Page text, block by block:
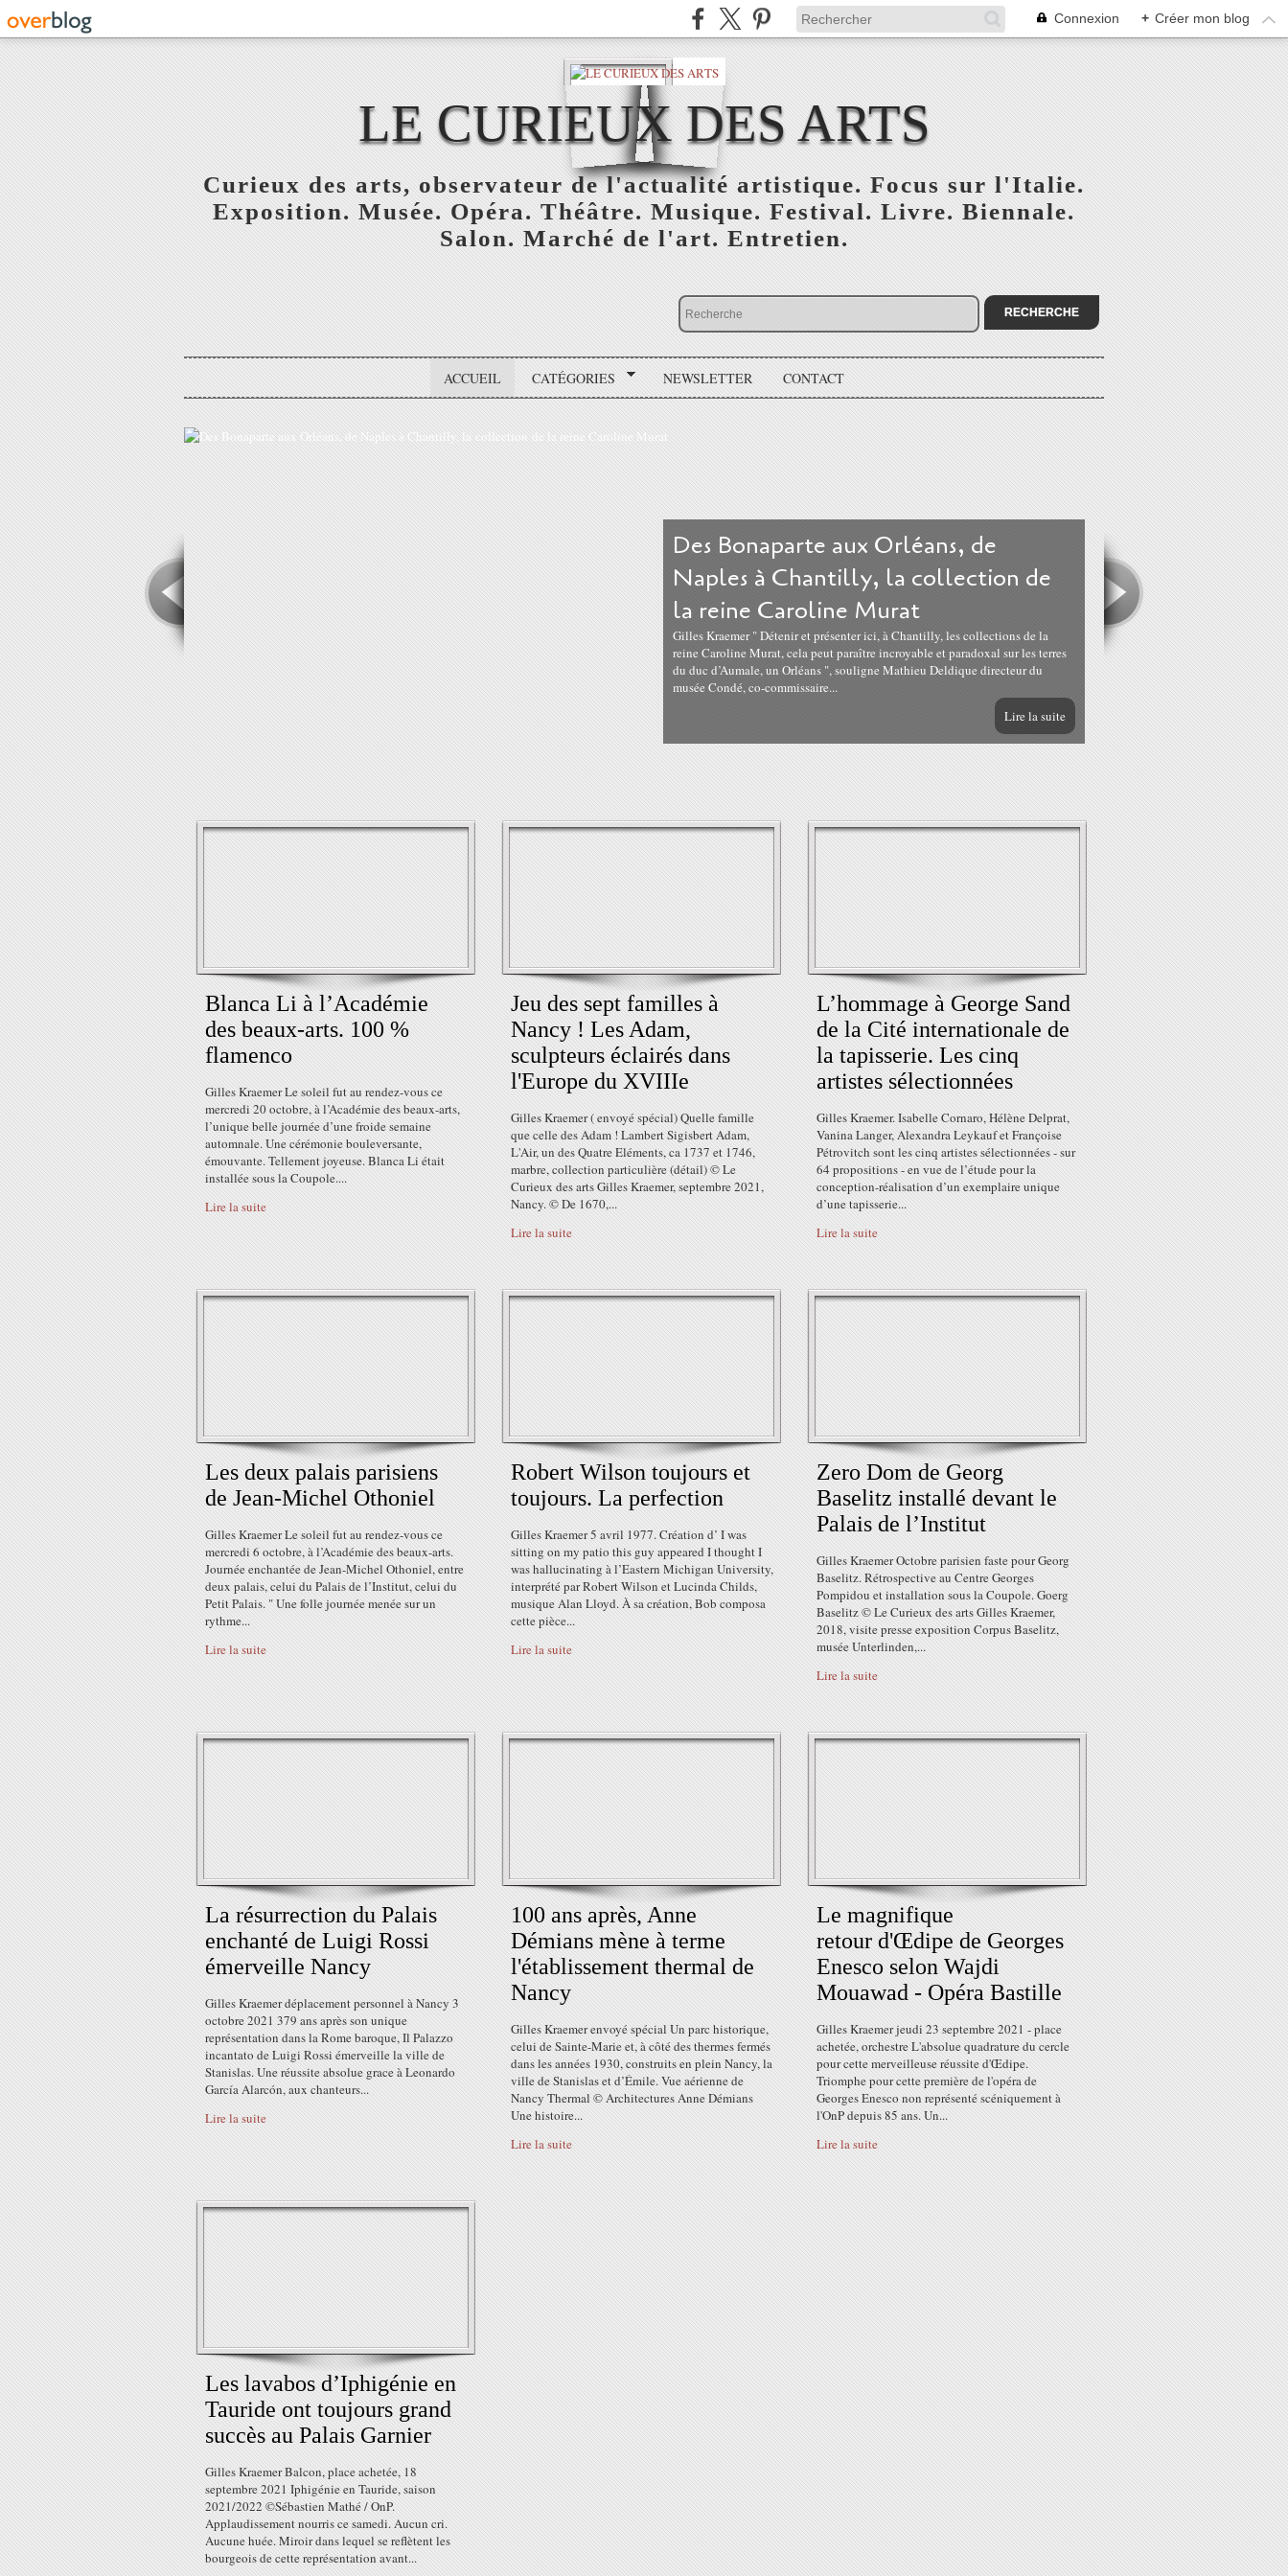
Connexion + Créer mon blog
LE CURIEUX DES ARTS
Curieux des arts, observateur de l'actualité artistique. Focus sur l'Italie.
Exposition. Musée. Opéra. Théâtre. Musique. Festival. Livre. Biennale.
Salon. Marché de l'art. Entretien.
ACCUEIL CATÉGORIES NEWSLETTER CONTACT
Des Bonaparte aux Orléans, de
Naples à Chantilly, la collection de
la reine Caroline Murat
Gilles Kraemer " Détenir et présenter ici, à Chantilly, les collections de la
reine Caroline Murat, cela peut paraître incroyable et paradoxal sur les terres
du duc d’Aumale, un Orléans ", souligne Mathieu Deldique directeur du
musée Condé, co-commissaire...
Lire la suite
Blanca Li à l’Académie
des beaux-arts. 100 %
flamenco
Gilles Kraemer Le soleil fut au rendez-vous ce
mercredi 20 octobre, à l’Académie des beaux-arts,
l’unique belle journée d’une froide semaine
automnale. Une cérémonie bouleversante,
émouvante. Tellement joyeuse. Blanca Li était
installée sous la Coupole....
Lire la suite
Jeu des sept familles à
Nancy ! Les Adam,
sculpteurs éclairés dans
l'Europe du XVIIIe
Gilles Kraemer ( envoyé spécial) Quelle famille
que celle des Adam ! Lambert Sigisbert Adam,
L'Air, un des Quatre Eléments, ca 1737 et 1746,
marbre, collection particulière (détail) © Le
Curieux des arts Gilles Kraemer, septembre 2021,
Nancy. © De 1670,...
Lire la suite
L’hommage à George Sand
de la Cité internationale de
la tapisserie. Les cinq
artistes sélectionnées
Gilles Kraemer. Isabelle Cornaro, Hélène Delprat,
Vanina Langer, Alexandra Leykauf et Françoise
Pétrovitch sont les cinq artistes sélectionnées - sur
64 propositions - en vue de l’étude pour la
conception-réalisation d’un exemplaire unique
d’une tapisserie...
Lire la suite
Les deux palais parisiens
de Jean-Michel Othoniel
Gilles Kraemer Le soleil fut au rendez-vous ce
mercredi 6 octobre, à l’Académie des beaux-arts.
Journée enchantée de Jean-Michel Othoniel, entre
deux palais, celui du Palais de l’Institut, celui du
Petit Palais. " Une folle journée menée sur un
rythme...
Lire la suite
Robert Wilson toujours et
toujours. La perfection
Gilles Kraemer 5 avril 1977. Création d’ I was
sitting on my patio this guy appeared I thought I
was hallucinating à l’Eastern Michigan University,
interprété par Robert Wilson et Lucinda Childs,
musique Alan Lloyd. À sa création, Bob composa
cette pièce...
Lire la suite
Zero Dom de Georg
Baselitz installé devant le
Palais de l’Institut
Gilles Kraemer Octobre parisien faste pour Georg
Baselitz. Rétrospective au Centre Georges
Pompidou et installation sous la Coupole. Goerg
Baselitz © Le Curieux des arts Gilles Kraemer,
2018, visite presse exposition Corpus Baselitz,
musée Unterlinden,...
Lire la suite
La résurrection du Palais
enchanté de Luigi Rossi
émerveille Nancy
Gilles Kraemer déplacement personnel à Nancy 3
octobre 2021 379 ans après son unique
représentation dans la Rome baroque, Il Palazzo
incantato de Luigi Rossi émerveille la ville de
Stanislas. Une réussite absolue grace à Leonardo
García Alarcón, aux chanteurs...
Lire la suite
100 ans après, Anne
Démians mène à terme
l'établissement thermal de
Nancy
Gilles Kraemer envoyé spécial Un parc historique,
celui de Sainte-Marie et, à côté des thermes fermés
dans les années 1930, construits en plein Nancy, la
ville de Stanislas et d’Émile. Vue aérienne de
Nancy Thermal © Architectures Anne Démians
Une histoire...
Lire la suite
Le magnifique
retour d'Œdipe de Georges
Enesco selon Wajdi
Mouawad - Opéra Bastille
Gilles Kraemer jeudi 23 septembre 2021 - place
achetée, orchestre L'absolue quadrature du cercle
pour cette merveilleuse réussite d'Œdipe.
Triomphe pour cette première de l'opéra de
Georges Enesco non représenté scéniquement à
l'OnP depuis 85 ans. Un...
Lire la suite
​​​​​​​Les lavabos d’Iphigénie en
Tauride ont toujours grand
succès au Palais Garnier
Gilles Kraemer Balcon, place achetée, 18
septembre 2021 Iphigénie en Tauride, saison
2021/2022 ©Sébastien Mathé / OnP.
Applaudissement nourris ce samedi. Aucun cri.
Aucune huée. Miroir dans lequel se reflètent les
bourgeois de cette représentation avant...